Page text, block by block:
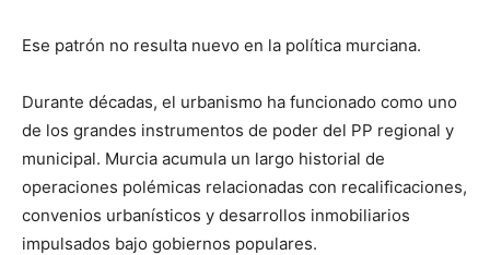
Ese patrón no resulta nuevo en la política murciana.
Durante décadas, el urbanismo ha funcionado como uno
de los grandes instrumentos de poder del PP regional y
municipal. Murcia acumula un largo historial de
operaciones polémicas relacionadas con recalificaciones,
convenios urbanísticos y desarrollos inmobiliarios
impulsados bajo gobiernos populares.